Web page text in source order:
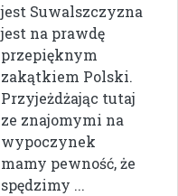
jest Suwalszczyzna
jest na prawdę
przepięknym
zakątkiem Polski.
Przyjeżdżając tutaj
ze znajomymi na
wypoczynek
mamy pewność, że
spędzimy ...